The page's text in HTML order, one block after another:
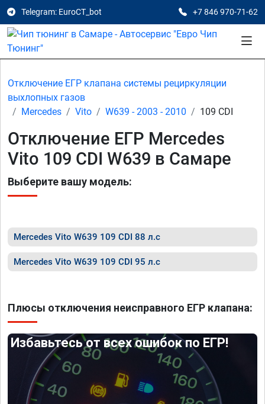
Telegram: EuroCT_bot +7 846 970-71-62
Отключение ЕГР клапана системы рециркуляции
выхлопных газов
Mercedes
Vito W639 - 2003 - 2010 109 CDI
Отключение ЕГР Mercedes
Vito 109 CDI W639 в Самаре
Выберите вашу модель:
Mercedes Vito W639 109 CDI 88 л.с
Mercedes Vito W639 109 CDI 95 л.с
Плюсы отключения неисправного ЕГР клапана:
Избавьтесь от всех ошибок по ЕГР!